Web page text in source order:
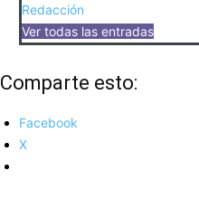
Redacción
Ver todas las entradas
Comparte esto:
Facebook
X